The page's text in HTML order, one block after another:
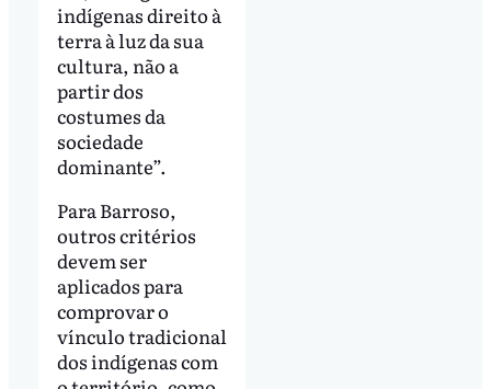
indígenas direito à
terra à luz da sua
cultura, não a
partir dos
costumes da
sociedade
dominante”.
Para Barroso,
outros critérios
devem ser
aplicados para
comprovar o
vínculo tradicional
dos indígenas com